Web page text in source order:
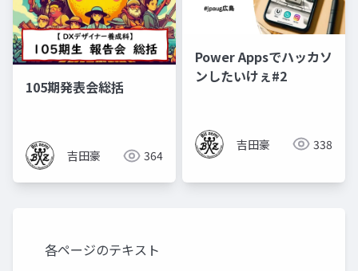
105期発表会総括
吉田豪 364
Power Appsでハッカソ
ンしたいけぇ#2
吉田豪 338
各ページのテキスト